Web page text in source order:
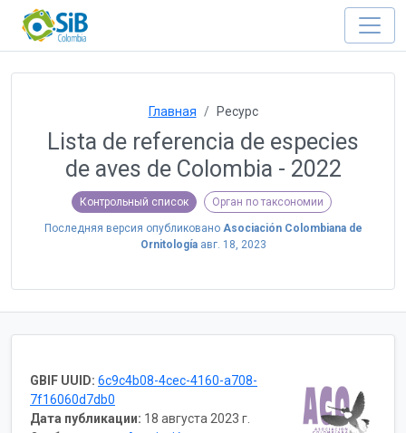
Главная Ресурс
Lista de referencia de especies
de aves de Colombia - 2022
Контрольный список Орган по таксономии
Последняя версия опубликовано Asociación Colombiana de
Ornitología авг. 18, 2023
GBIF UUID: 6c9c4b08-4cec-4160-a708-
7f16060d7db0
Дата публикации: 18 августа 2023 г.